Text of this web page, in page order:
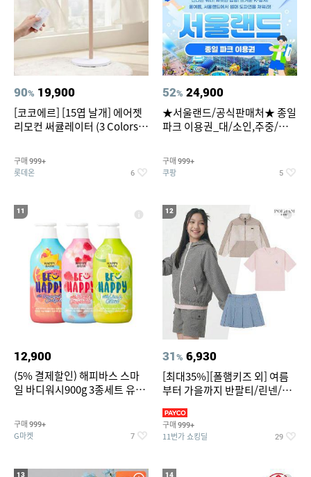
90% 19,900
[코코에르] [15엽 날개] 에어젯
리모컨 써큘레이터 (3 Colors
구매 999+
롯데온 6
52% 24,900
★서울랜드/공식판매처★ 종일
파크 이용권_대/소인,주중/주
구매 999+
쿠팡 5
11
12,900
(5% 결제할인) 해피바스 스마
일 바디워시900g 3종세트 유
구매 999+
G마켓 7
12
31% 6,930
[최대35%][폴햄키즈 외] 여름
부터 가을까지 반팔티/린넨/맨
구매 999+
11번가 쇼킹딜 29
13 14